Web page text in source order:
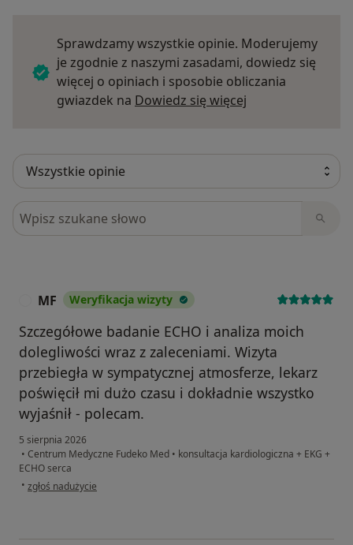
Sprawdzamy wszystkie opinie. Moderujemy
je zgodnie z naszymi zasadami, dowiedz się
więcej o opiniach i sposobie obliczania
gwiazdek na Dowiedz się więcej
Szukaj w opiniach
MF Weryfikacja wizyty
Szczegółowe badanie ECHO i analiza moich
dolegliwości wraz z zaleceniami. Wizyta
przebiegła w sympatycznej atmosferze, lekarz
poświęcił mi dużo czasu i dokładnie wszystko
wyjaśnił - polecam.
5 sierpnia 2026
• Centrum Medyczne Fudeko Med • konsultacja kardiologiczna + EKG +
ECHO serca
• w opinii użytkownika MF
zgłoś nadużycie